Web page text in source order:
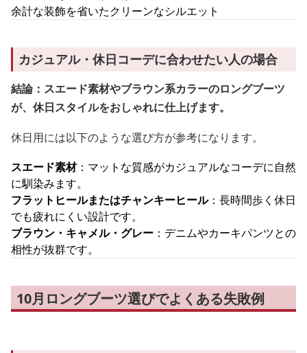
余計な装飾を省いたクリーンなシルエット
カジュアル・休日コーデに合わせたい人の場合
結論：スエード素材やブラウン系カラーのロングブーツ
が、休日スタイルをおしゃれに仕上げます。
休日用には以下のような選び方が参考になります。
スエード素材：マットな質感がカジュアルなコーデに自然
に馴染みます。
フラットヒールまたはチャンキーヒール：長時間歩く休日
でも疲れにくい設計です。
ブラウン・キャメル・グレー ：デニムやカーキパンツとの
相性が抜群です。
10月ロングブーツ選びでよくある失敗例